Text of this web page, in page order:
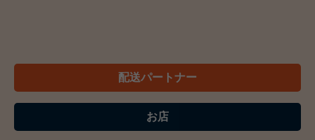
配送パートナー
お店